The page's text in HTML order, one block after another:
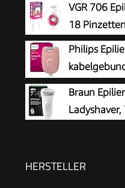
VGR 706
18
Philips
BRE229/00, Schwarz
Braun
HERSTELLER